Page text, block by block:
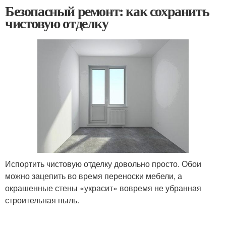
Безопасный ремонт: как сохранить
чистовую отделку
Испортить чистовую отделку довольно просто. Обои
можно зацепить во время переноски мебели, а
окрашенные стены «украсит» вовремя не убранная
строительная пыль.